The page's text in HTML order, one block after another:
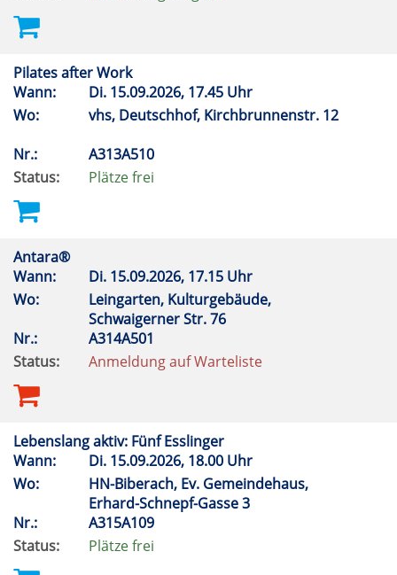
Pilates after Work
Wann:
Di. 15.09.2026, 17.45 Uhr
Wo:
vhs, Deutschhof, Kirchbrunnenstr. 12
Nr.:
A313A510
Status:
Plätze frei
Antara®
Wann:
Di. 15.09.2026, 17.15 Uhr
Wo:
Leingarten, Kulturgebäude,
Schwaigerner Str. 76
Nr.:
A314A501
Status:
Anmeldung auf Warteliste
Lebenslang aktiv: Fünf Esslinger
Wann:
Di. 15.09.2026, 18.00 Uhr
Wo:
HN-Biberach, Ev. Gemeindehaus,
Erhard-Schnepf-Gasse 3
Nr.:
A315A109
Status:
Plätze frei